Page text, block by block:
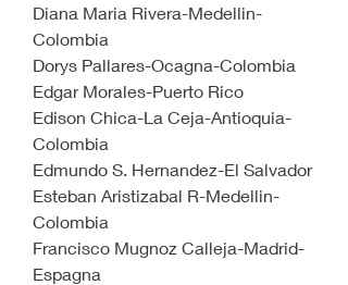
Diana Maria Rivera-Medellin-
Colombia
Dorys Pallares-Ocagna-Colombia
Edgar Morales-Puerto Rico
Edison Chica-La Ceja-Antioquia-
Colombia
Edmundo S. Hernandez-El Salvador
Esteban Aristizabal R-Medellin-
Colombia
Francisco Mugnoz Calleja-Madrid-
Espagna